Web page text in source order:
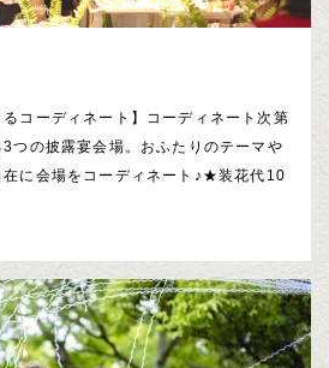
るコーディネート】コーディネート次第
つの披露宴会場。おふたりのテーマや
在に会場をコーディネート♪★装花代10